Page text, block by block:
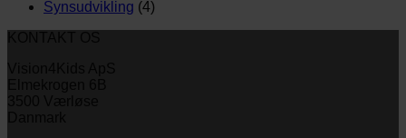
Synsudvikling (4)